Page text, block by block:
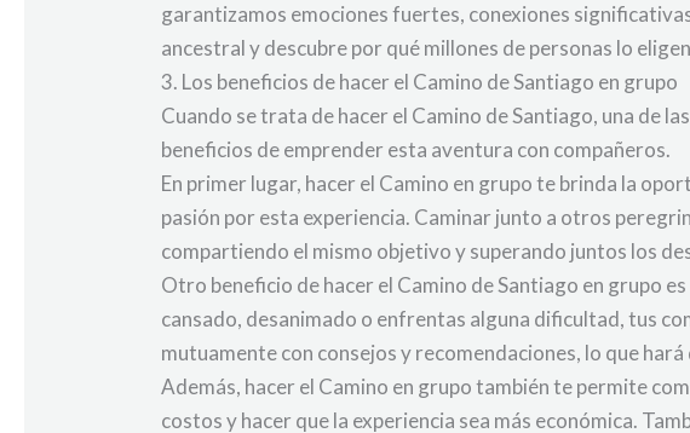
garantizamos emociones fuertes, conexiones
ancestral y descubre por qué millones de personas lo
3. Los beneficios de hacer el Camino de Santiago en grupo
Cuando se trata de hacer el Camino de Santiago, una de
beneficios de emprender esta aventura con compañeros.
En primer lugar, hacer el Camino en grupo te brinda la
pasión por esta experiencia. Caminar junto a otros
compartiendo el mismo objetivo y superando juntos los
Otro beneficio de hacer el Camino de Santiago en grupo
cansado, desanimado o enfrentas alguna dificultad, tus
mutuamente con consejos y recomendaciones, lo que
Además, hacer el Camino en grupo también te permite
costos y hacer que la experiencia sea más económica.